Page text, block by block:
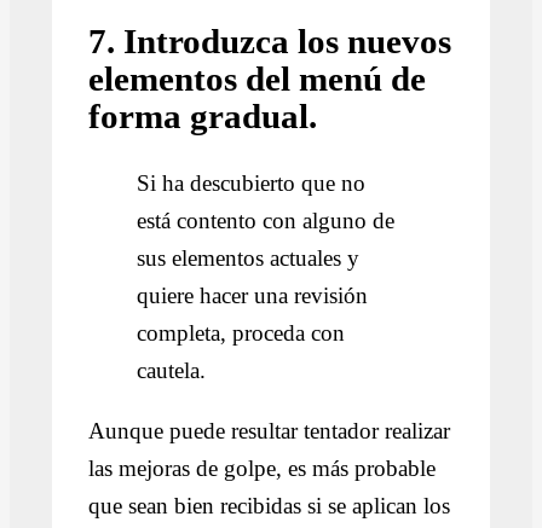
7. Introduzca los nuevos
elementos del menú de
forma gradual.
Si ha descubierto que no
está contento con alguno de
sus elementos actuales y
quiere hacer una revisión
completa, proceda con
cautela.
Aunque puede resultar tentador realizar
las mejoras de golpe, es más probable
que sean bien recibidas si se aplican los